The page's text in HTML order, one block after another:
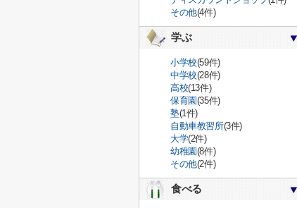
その他(4件)
学ぶ
小学校(59件)
中学校(28件)
高校(13件)
保育園(35件)
塾(1件)
自動車教習所(3件)
大学(2件)
幼稚園(8件)
その他(2件)
食べる